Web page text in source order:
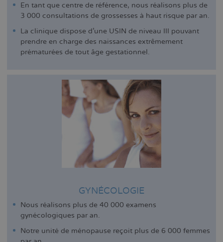
En tant que centre de référence, nous réalisons plus de
3 000 consultations de grossesses à haut risque par an.
La clinique dispose d'une USIN de niveau III pouvant
prendre en charge des naissances extrêmement
prématurées de tout âge gestationnel.
GYNÉCOLOGIE
Nous réalisons plus de 40 000 examens
gynécologiques par an.
Notre unité de ménopause reçoit plus de 6 000 femmes